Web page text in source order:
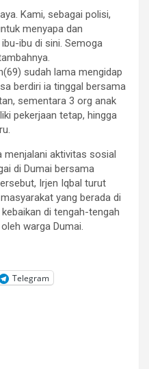
Kami, sebagai polisi,
menyapa dan
ibu di sini. Semoga
sudah lama mengidap
berdiri ia tinggal bersama
sementara 3 org anak
pekerjaan tetap, hingga
menjalani aktivitas sosial
di Dumai bersama
Irjen Iqbal turut
yang berada di
di tengah-tengah
warga Dumai.
Telegram